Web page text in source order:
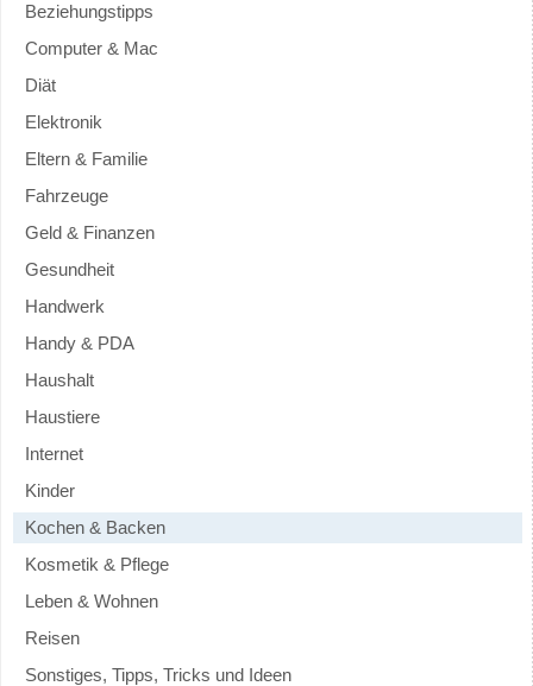
Beziehungstipps
Computer & Mac
Diät
Elektronik
Eltern & Familie
Fahrzeuge
Geld & Finanzen
Gesundheit
Handwerk
Handy & PDA
Haushalt
Haustiere
Internet
Kinder
Kochen & Backen
Kosmetik & Pflege
Leben & Wohnen
Reisen
Sonstiges, Tipps, Tricks und Ideen